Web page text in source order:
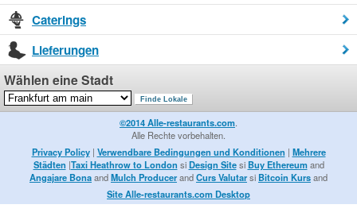
Caterings
Lieferungen
Wählen eine Stadt
©2014 Alle-restaurants.com
Alle Rechte vorbehalten.
Privacy Policy| Verwendbare Bedingungen und Konditionen | Mehrere
Städten |Taxi Heathrow to London siDesign Sitesi Buy Ethereumand
Angajare BonaandMulch ProducerandCurs Valutarsi Bitcoin Kursand
Site Alle-restaurants.com Desktop